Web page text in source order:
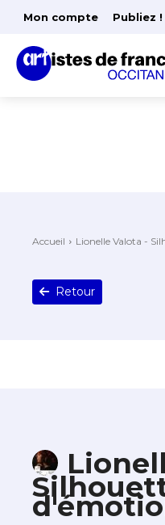
Mon compte Publiez !
Accueil Lionelle Valota -
Retour